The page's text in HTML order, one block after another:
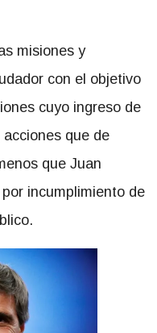
misiones y
con el objetivo
cuyo ingreso de
que de
que Juan
incumplimiento de